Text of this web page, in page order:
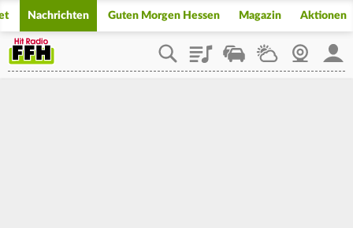
Nachrichten Guten Morgen Hessen Magazin Aktionen
PlaylistStaupilotWetterWebcam